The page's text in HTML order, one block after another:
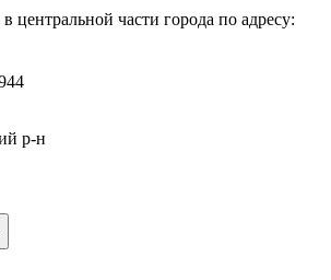
центральной части города по адресу:
р-н